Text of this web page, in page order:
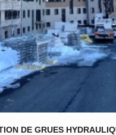
DE GRUES